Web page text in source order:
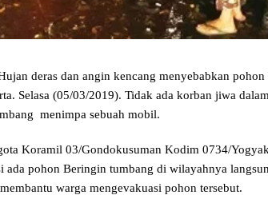
deras dan angin kencang menyebabkan
Selasa (05/03/2019). Tidak ada korban jiwa
menimpa sebuah mobil.
Koramil 03/Gondokusuman Kodim 0734/
ada pohon Beringin tumbang di wilayahnya
warga mengevakuasi pohon tersebut.